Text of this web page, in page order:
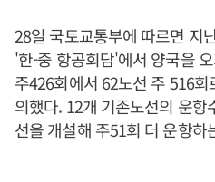
28일 국토교통부에 따르면 지
'한-중 항공회담'에서 양국을
주426회에서 62노선 주 516
의했다. 12개 기존노선의 운
선을 개설해 주51회 더 운항하